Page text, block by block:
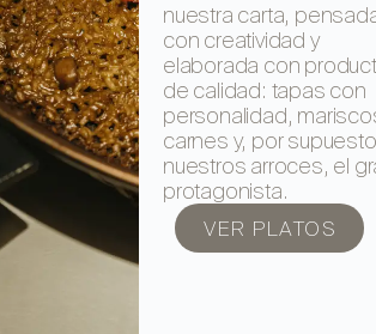
nuestra carta,
con creatividad y
elaborada con
de calidad: tapas con
personalidad,
carnes y, por
nuestros arroces, el
protagonista.
VER PLATOS